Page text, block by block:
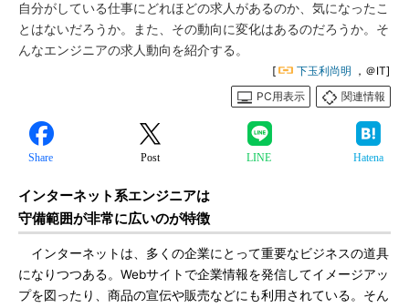
自分がしている仕事にどれほどの求人があるのか、気になったこ
とはないだろうか。また、その動向に変化はあるのだろうか。そ
んなエンジニアの求人動向を紹介する。
[ 下玉利尚明 ，＠IT]
PC用表示
関連情報
Share Post LINE Hatena
インターネット系エンジニアは
守備範囲が非常に広いのが特徴
インターネットは、多くの企業にとって重要なビジネスの道具
になりつつある。Webサイトで企業情報を発信してイメージアッ
プを図ったり、商品の宣伝や販売などにも利用されている。そん